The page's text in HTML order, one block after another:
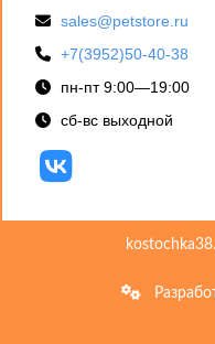
sales@petstore.ru
+7(3952)50-40-38
пн-пт 9:00—19:00
сб-вс выходной